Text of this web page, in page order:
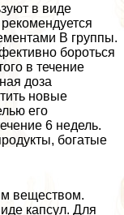
в виде
В группы.
бороться
в течение
доза
новые
его
6 недель.
богатые
веществом.
капсул. Для